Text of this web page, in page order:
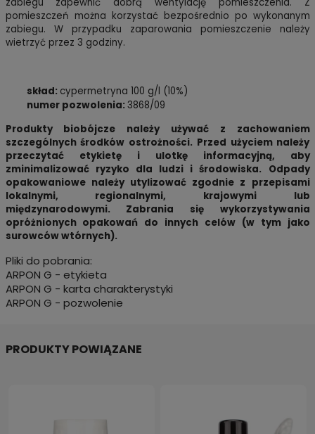
pomieszczeń można korzystać bezpośrednio po wykonanym
zabiegu. W przypadku zaparowania pomieszczenie należy
wietrzyć przez 3 godziny.
skład: cypermetryna 100 g/l (10%)
numer pozwolenia: 3868/09
Produkty biobójcze należy używać z zachowaniem
szczególnych środków ostrożności. Przed użyciem należy
przeczytać etykietę i ulotkę informacyjną, aby
zminimalizować ryzyko dla ludzi i środowiska. Odpady
opakowaniowe należy utylizować zgodnie z przepisami
lokalnymi, regionalnymi, krajowymi lub
międzynarodowymi. Zabrania się wykorzystywania
opróżnionych opakowań do innych celów (w tym jako
surowców wtórnych).
Pliki do pobrania:
ARPON G - etykieta
ARPON G - karta charakterystyki
ARPON G - pozwolenie
PRODUKTY POWIĄZANE